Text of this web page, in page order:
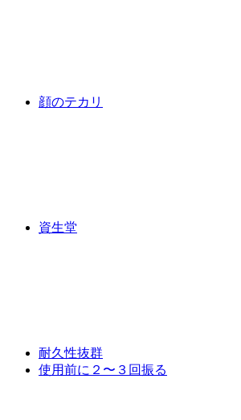
顔のテカリ
資生堂
耐久性抜群
使用前に２〜３回振る